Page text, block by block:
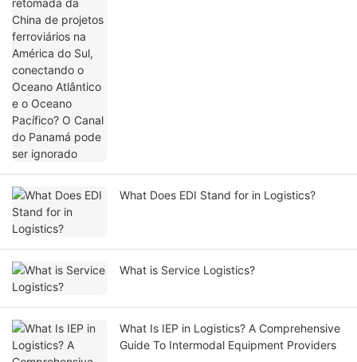
What Does EDI Stand for in Logistics?
What is Service Logistics?
What Is IEP in Logistics? A Comprehensive
Guide To Intermodal Equipment Providers